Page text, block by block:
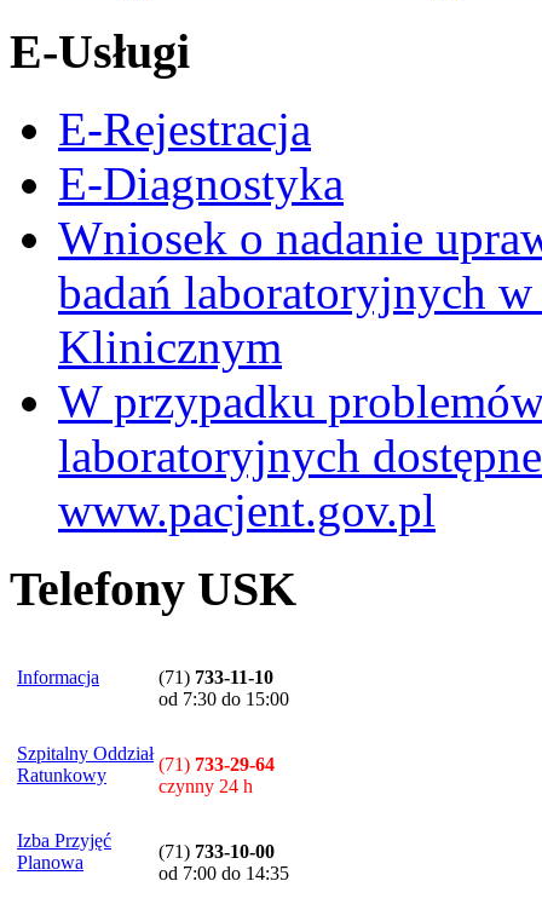
E-Usługi
E-Rejestracja
E-Diagnostyka
Wniosek o nadanie
badań laboratoryjnych
Klinicznym
W przypadku
laboratoryjnych
www.pacjent.gov.pl
Telefony USK
Informacja (71) 733-11-10
od 7:30 do 15:00
Szpitalny Oddział
Ratunkowy
(71) 733-29-64
czynny 24 h
Izba Przyjęć
Planowa
(71) 733-10-00
od 7:00 do 14:35